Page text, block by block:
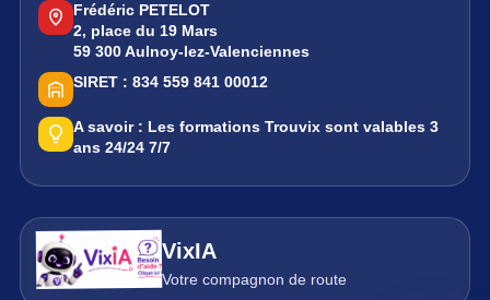
Frédéric PETELOT
2, place du 19 Mars
59 300 Aulnoy-lez-Valenciennes
SIRET : 834 559 841 00012
A savoir : Les formations Trouvix sont valables 3
ans 24/24 7/7
VixIA
Votre compagnon de route